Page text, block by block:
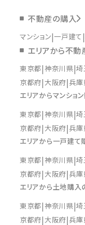
不動産の購入
マンション 一戸建て
エリアから不
東京都 神奈川県
京都府 大阪府 兵
エリアからマンショ
東京都 神奈川県
京都府 大阪府 兵
エリアから一戸建て
東京都 神奈川県
京都府 大阪府 兵
エリアから土地購入
東京都 神奈川県
京都府 大阪府 兵